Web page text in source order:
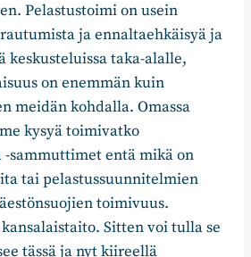
Pelastustoimi on usein
ja ennaltaehkäisyä ja
keskusteluissa taka-alalle,
on enemmän kuin
meidän kohdalla. Omassa
kysyä toimivatko
sammuttimet entä mikä on
tai pelastussuunnitelmien
toimivuus.
Sitten voi tulla se
tässä ja nyt kiireellä